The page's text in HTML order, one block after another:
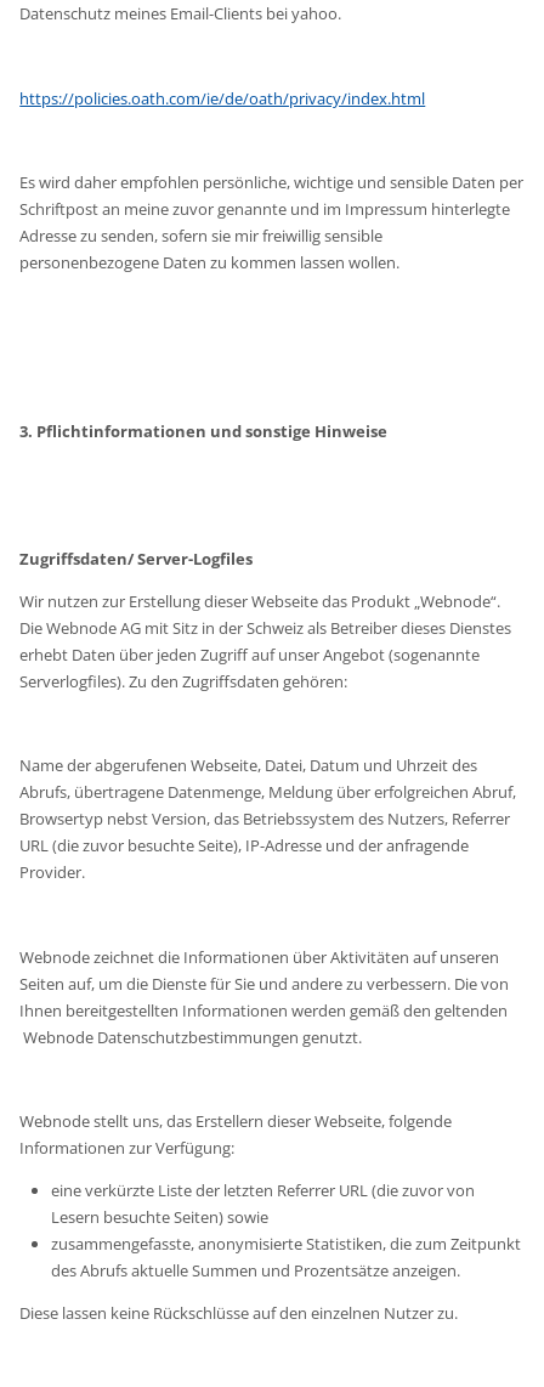
Datenschutz meines Email-Clients bei yahoo.
https://policies.oath.com/ie/de/oath/privacy/index.html
Es wird daher empfohlen persönliche, wichtige und sensible Daten per
Schriftpost an meine zuvor genannte und im Impressum hinterlegte
Adresse zu senden, sofern sie mir freiwillig sensible
personenbezogene Daten zu kommen lassen wollen.
3. Pflichtinformationen und sonstige Hinweise
Zugriffsdaten/ Server-Logfiles
Wir nutzen zur Erstellung dieser Webseite das Produkt „Webnode“.
Die Webnode AG mit Sitz in der Schweiz als Betreiber dieses Dienstes
erhebt Daten über jeden Zugriff auf unser Angebot (sogenannte
Serverlogfiles). Zu den Zugriffsdaten gehören:
Name der abgerufenen Webseite, Datei, Datum und Uhrzeit des
Abrufs, übertragene Datenmenge, Meldung über erfolgreichen Abruf,
Browsertyp nebst Version, das Betriebssystem des Nutzers, Referrer
URL (die zuvor besuchte Seite), IP-Adresse und der anfragende
Provider.
Webnode zeichnet die Informationen über Aktivitäten auf unseren
Seiten auf, um die Dienste für Sie und andere zu verbessern. Die von
Ihnen bereitgestellten Informationen werden gemäß den geltenden
Webnode Datenschutzbestimmungen genutzt.
Webnode stellt uns, das Erstellern dieser Webseite, folgende
Informationen zur Verfügung:
eine verkürzte Liste der letzten Referrer URL (die zuvor von
Lesern besuchte Seiten) sowie
zusammengefasste, anonymisierte Statistiken, die zum Zeitpunkt
des Abrufs aktuelle Summen und Prozentsätze anzeigen.
Diese lassen keine Rückschlüsse auf den einzelnen Nutzer zu.